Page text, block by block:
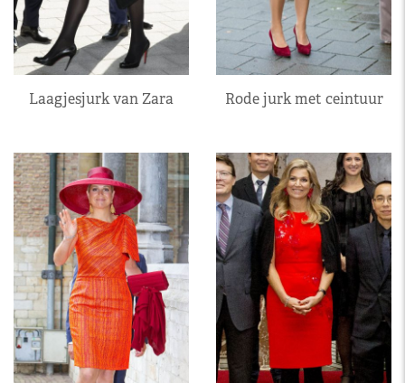
Laagjesjurk van Zara Rode jurk met ceintuur